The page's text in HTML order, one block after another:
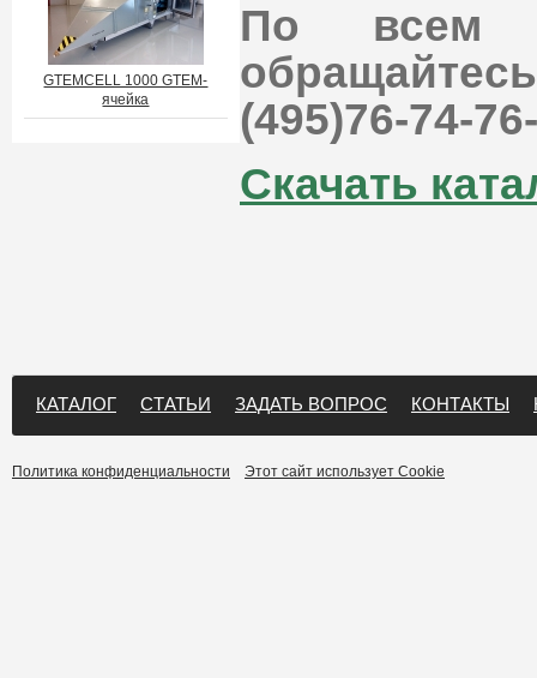
GTEMCELL 1000 GTEM-
ячейка
По всем
(495)76-74-
Скачать
КАТАЛОГ СТАТЬИ ЗАДАТЬ ВОПРОС КОНТАКТЫ
Политика конфиденциальности Этот сайт использует Cookie